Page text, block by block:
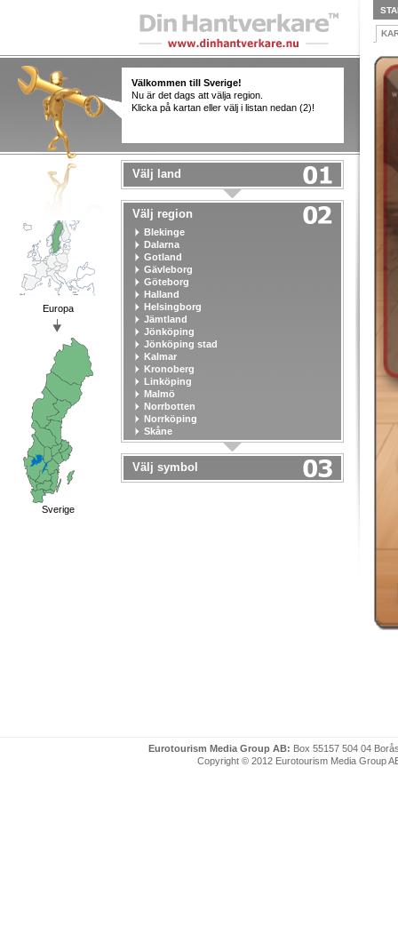
Välkommen till Sverige!
Nu är det dags att välja region.
Klicka på kartan eller välj i listan nedan (2)!
Europa
Sverige
Välj land
Välj region
Blekinge
Dalarna
Gotland
Gävleborg
Göteborg
Halland
Helsingborg
Jämtland
Jönköping
Jönköping stad
Kalmar
Kronoberg
Linköping
Malmö
Norrbotten
Norrköping
Skåne
Stockholm
Stockholm stad
Södermanland
Uppsala
Välj symbol
Eurotourism Media Group AB: Box 55157 504 04
Copyright © 2012 Eurotourism Media Group